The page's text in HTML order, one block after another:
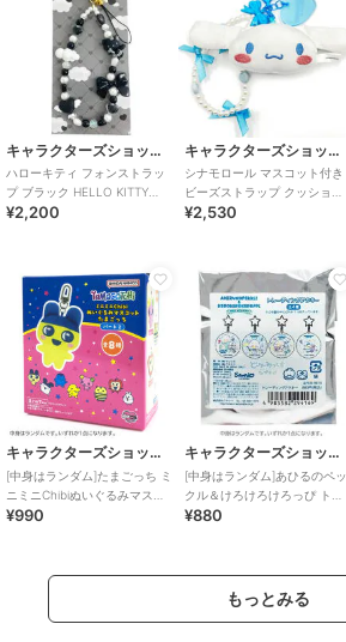
キャラクターズショップ ラフラフ
ハローキティ フォンストラッ
プ ブラック HELLO KITTY
BLACK ANGEL
¥2,200
キャラクターズショップ ラフラフ
シナモロール マスコット付き
ビーズストラップ クッション
リボンシリーズ
¥2,530
キャラクターズショップ ラフラフ
[中身はランダム]たまごっち ミ
ニミニChibiぬいぐるみマスコ
ット パート2
¥990
キャラクターズショップ ラフラフ
[中身はランダム]あひるのペッ
クル＆けろけろけろっぴ トレ
ーディングアクキー DollyMix
¥880
もっとみる